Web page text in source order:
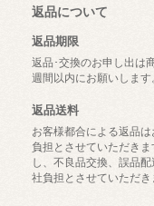
返品について
返品期限
返品･交換のお申し出は
週間以内にお願いします
返品送料
お客様都合による返品
負担とさせていただき
し、不良品交換、誤品
社負担とさせていただき